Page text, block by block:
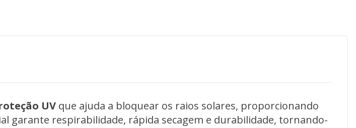
UV que ajuda a bloquear os raios solares, proporcionando
garante respirabilidade, rápida secagem e durabilidade, tornando-